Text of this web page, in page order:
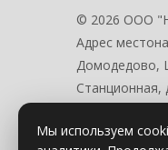
© 2026 ООО
Адрес
Домодедово,
Станционная,
Режим
Мы используем